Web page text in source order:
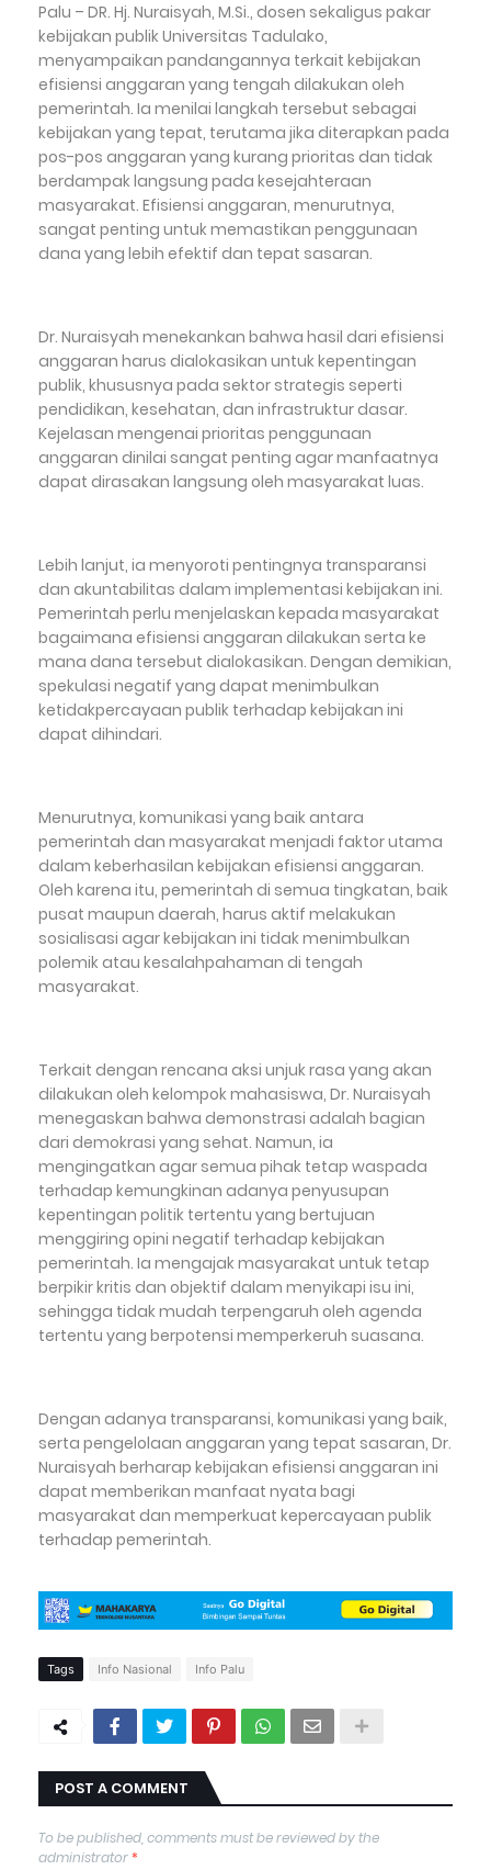
Palu – DR. Hj. Nuraisyah, M.Si., dosen sekaligus pakar
kebijakan publik Universitas Tadulako,
menyampaikan pandangannya terkait kebijakan
efisiensi anggaran yang tengah dilakukan oleh
pemerintah. Ia menilai langkah tersebut sebagai
kebijakan yang tepat, terutama jika diterapkan pada
pos-pos anggaran yang kurang prioritas dan tidak
berdampak langsung pada kesejahteraan
masyarakat. Efisiensi anggaran, menurutnya,
sangat penting untuk memastikan penggunaan
dana yang lebih efektif dan tepat sasaran.
Dr. Nuraisyah menekankan bahwa hasil dari efisiensi
anggaran harus dialokasikan untuk kepentingan
publik, khususnya pada sektor strategis seperti
pendidikan, kesehatan, dan infrastruktur dasar.
Kejelasan mengenai prioritas penggunaan
anggaran dinilai sangat penting agar manfaatnya
dapat dirasakan langsung oleh masyarakat luas.
Lebih lanjut, ia menyoroti pentingnya transparansi
dan akuntabilitas dalam implementasi kebijakan ini.
Pemerintah perlu menjelaskan kepada masyarakat
bagaimana efisiensi anggaran dilakukan serta ke
mana dana tersebut dialokasikan. Dengan demikian,
spekulasi negatif yang dapat menimbulkan
ketidakpercayaan publik terhadap kebijakan ini
dapat dihindari.
Menurutnya, komunikasi yang baik antara
pemerintah dan masyarakat menjadi faktor utama
dalam keberhasilan kebijakan efisiensi anggaran.
Oleh karena itu, pemerintah di semua tingkatan, baik
pusat maupun daerah, harus aktif melakukan
sosialisasi agar kebijakan ini tidak menimbulkan
polemik atau kesalahpahaman di tengah
masyarakat.
Terkait dengan rencana aksi unjuk rasa yang akan
dilakukan oleh kelompok mahasiswa, Dr. Nuraisyah
menegaskan bahwa demonstrasi adalah bagian
dari demokrasi yang sehat. Namun, ia
mengingatkan agar semua pihak tetap waspada
terhadap kemungkinan adanya penyusupan
kepentingan politik tertentu yang bertujuan
menggiring opini negatif terhadap kebijakan
pemerintah. Ia mengajak masyarakat untuk tetap
berpikir kritis dan objektif dalam menyikapi isu ini,
sehingga tidak mudah terpengaruh oleh agenda
tertentu yang berpotensi memperkeruh suasana.
Dengan adanya transparansi, komunikasi yang baik,
serta pengelolaan anggaran yang tepat sasaran, Dr.
Nuraisyah berharap kebijakan efisiensi anggaran ini
dapat memberikan manfaat nyata bagi
masyarakat dan memperkuat kepercayaan publik
terhadap pemerintah.
Tags Info Nasional Info Palu
POST A COMMENT
To be published, comments must be reviewed by the
administrator*